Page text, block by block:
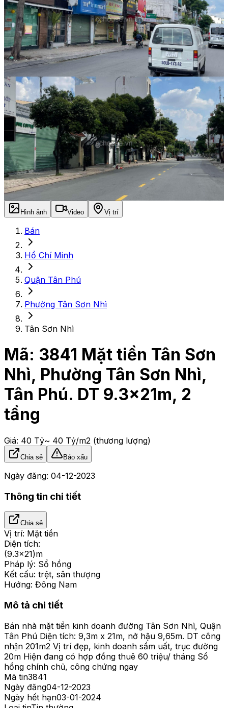
Hình ảnh Video Vị trí
Bán
Hồ Chí Minh
Quận Tân Phú
Phường Tân Sơn Nhì
Tân Sơn Nhì
Mã: 3841 Mặt tiền Tân Sơn
Nhì, Phường Tân Sơn Nhì,
Tân Phú. DT 9.3x21m, 2
tầng
Giá: 40 Tỷ~ 40 Tỷ/m2 (thương lượng)
Chia sẻ Báo xấu
Ngày đăng: 04-12-2023
Thông tin chi tiết
Chia sẻ
Vị trí: Mặt tiền
Diện tích:
(9.3x21)m
Pháp lý: Sổ hồng
Kết cấu: trệt, sân thượng
Hướng: Đông Nam
Mô tả chi tiết
Bán nhà mặt tiền kinh doanh đường Tân Sơn Nhì, Quận
Tân Phú Diện tích: 9,3m x 21m, nở hậu 9,65m. DT công
nhận 201m2 Vị trí đẹp, kinh doanh sầm uất, trục đường
20m Hiện đang có hợp đồng thuê 60 triệu/ tháng Sổ
hồng chính chủ, công chứng ngay
Mã tin3841
Ngày đăng04-12-2023
Ngày hết hạn03-01-2024